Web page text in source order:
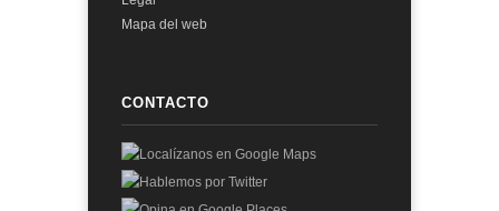
Mapa del web
CONTACTO